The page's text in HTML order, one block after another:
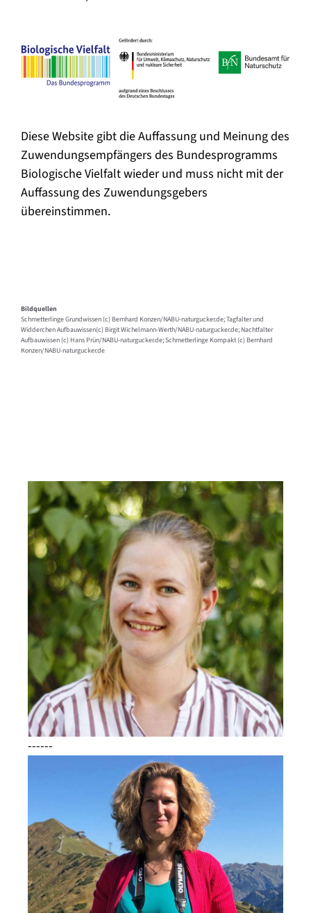
Diese Website gibt die Auffassung und Meinung des
Zuwendungsempfängers des Bundesprogramms
Biologische Vielfalt wieder und muss nicht mit der
Auffassung des Zuwendungsgebers
übereinstimmen.
Bildquellen
Schmetterlinge Grundwissen (c) Bernhard Konzen/NABU-naturgucker.de; Tagfalter und
Widderchen Aufbauwissen(c) Birgit Wichelmann-Werth/NABU-naturgucker.de; Nachtfalter
Aufbauwissen (c) Hans Prün/NABU-naturgucker.de; Schmetterlinge Kompakt (c) Bernhard
Konzen/NABU-naturgucker.de
------